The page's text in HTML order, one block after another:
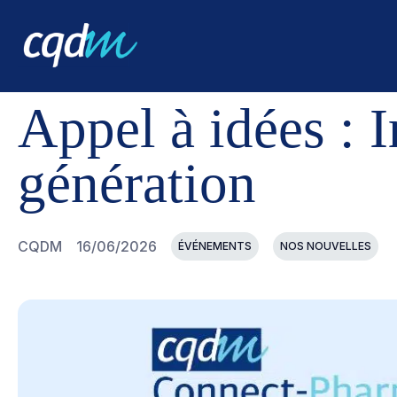
CQDM NOUVELLES ET ÉVÉNEMENTS APPEL À
Appel à idées :
génération
CQDM 16/06/2026 ÉVÉNEMENTS NOS NOUVELLES